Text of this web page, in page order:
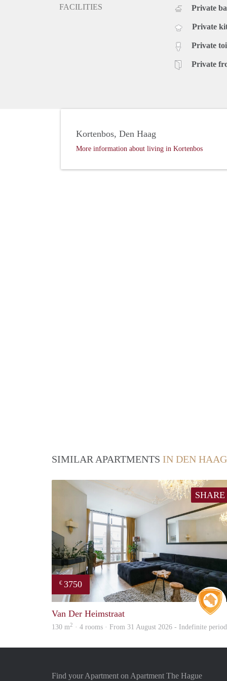
FACILITIES Private
Private
Private
Private
Kortenbos, Den Haag
More information about living in Kortenbos
SIMILAR APARTMENTS IN DEN HAAG
SHARE
€ 3750
Van Der Heimstraat
130 m2 · 4 rooms · From 31 August 2026 - Indefinite period
Find your Apartment on Apartment The Hague